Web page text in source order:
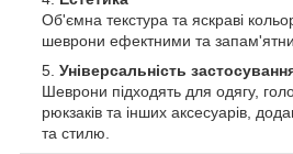
Об'ємна текстура та яскраві
шеврони ефектними та
Універсальність
Шеврони підходять для одягу,
рюкзаків та інших аксесуарів,
та стилю.